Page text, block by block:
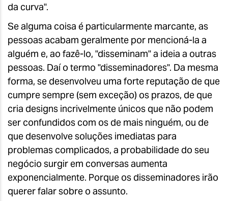
da curva".
Se alguma coisa é particularmente marcante, as
pessoas acabam geralmente por mencioná-la a
alguém e, ao fazê-lo, "disseminam" a ideia a outras
pessoas. Daí o termo "disseminadores". Da mesma
forma, se desenvolveu uma forte reputação de que
cumpre sempre (sem exceção) os prazos, de que
cria designs incrivelmente únicos que não podem
ser confundidos com os de mais ninguém, ou de
que desenvolve soluções imediatas para
problemas complicados, a probabilidade do seu
negócio surgir em conversas aumenta
exponencialmente. Porque os disseminadores irão
querer falar sobre o assunto.